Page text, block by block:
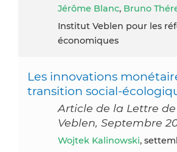
Jérôme Blanc, Bruno
Institut Veblen pour les
économiques
Les innovations
transition social-
Article de la Lettre
Veblen, Septembre
Wojtek Kalinowski,